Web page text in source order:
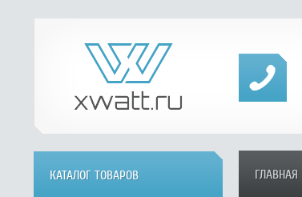
ГЛАВНАЯ
КАТАЛОГ ТОВАРОВ